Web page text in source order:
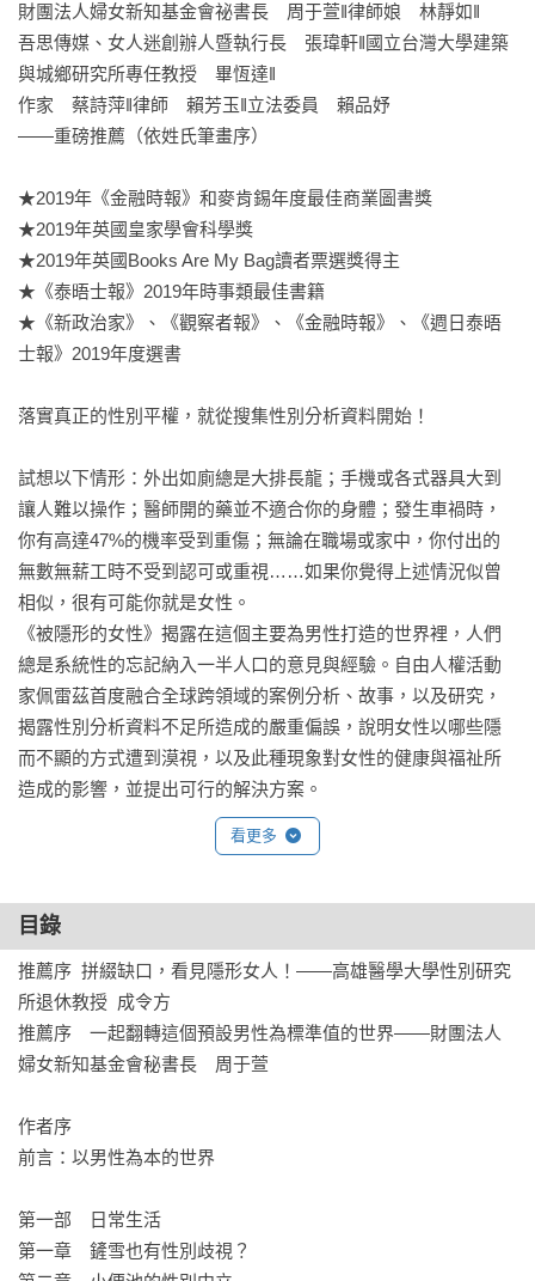
財團法人婦女新知基金會祕書長　周于萱‖律師娘　林靜如‖
吾思傳媒、女人迷創辦人暨執行長　張瑋軒‖國立台灣大學建築
與城鄉研究所專任教授　畢恆達‖
作家　蔡詩萍‖律師　賴芳玉‖立法委員　賴品妤
——重磅推薦（依姓氏筆畫序）
★2019年《金融時報》和麥肯錫年度最佳商業圖書獎
★2019年英國皇家學會科學獎
★2019年英國Books Are My Bag讀者票選獎得主
★《泰晤士報》2019年時事類最佳書籍
★《新政治家》、《觀察者報》、《金融時報》、《週日泰晤
士報》2019年度選書
落實真正的性別平權，就從搜集性別分析資料開始！
試想以下情形：外出如廁總是大排長龍；手機或各式器具大到
讓人難以操作；醫師開的藥並不適合你的身體；發生車禍時，
你有高達47%的機率受到重傷；無論在職場或家中，你付出的
無數無薪工時不受到認可或重視……如果你覺得上述情況似曾
相似，很有可能你就是女性。
《被隱形的女性》揭露在這個主要為男性打造的世界裡，人們
總是系統性的忘記納入一半人口的意見與經驗。自由人權活動
家佩雷茲首度融合全球跨領域的案例分析、故事，以及研究，
揭露性別分析資料不足所造成的嚴重偏誤，說明女性以哪些隱
而不顯的方式遭到漠視，以及此種現象對女性的健康與福祉所
造成的影響，並提出可行的解決方案。
看更多
目錄
推薦序  拼綴缺口，看見隱形女人！——高雄醫學大學性別研究
所退休教授  成令方
推薦序　一起翻轉這個預設男性為標準值的世界——財團法人
婦女新知基金會秘書長　周于萱
作者序
前言：以男性為本的世界
第一部　日常生活
第一章　鏟雪也有性別歧視？